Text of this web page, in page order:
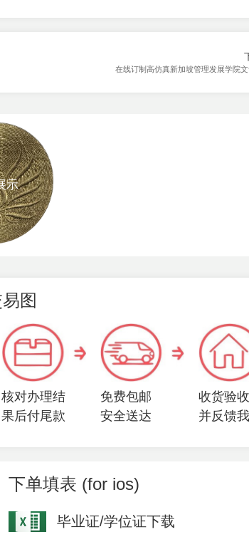
在线订制高仿真新加坡管理发展学院
示
图
核对办理结
果后付尾款
免费包邮
安全送达
收货验
并反馈
下单填表 (for ios)
毕业证/学位证下载